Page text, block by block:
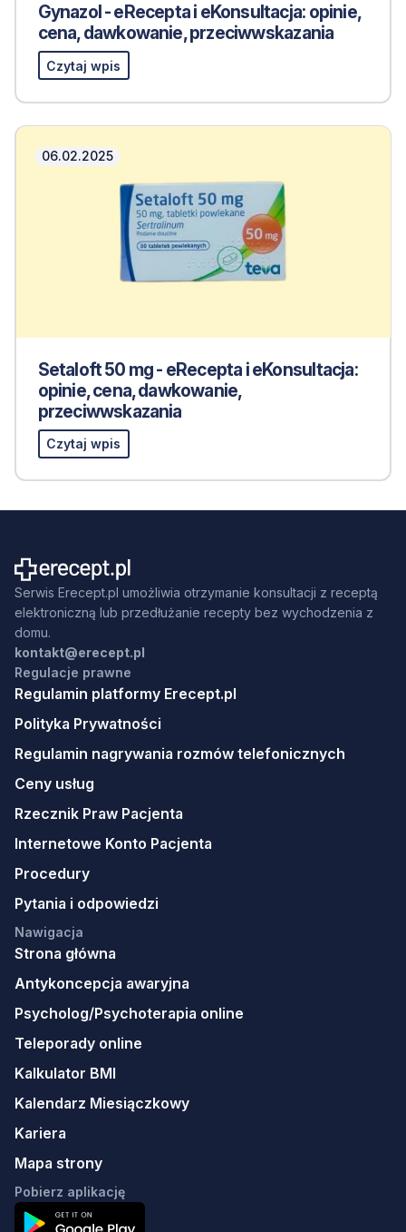
Gynazol - eRecepta i eKonsultacja: opinie,
cena, dawkowanie, przeciwwskazania
Czytaj wpis
06.02.2025
Setaloft 50 mg - eRecepta i eKonsultacja:
opinie, cena, dawkowanie,
przeciwwskazania
Czytaj wpis
Serwis Erecept.pl umożliwia otrzymanie konsultacji z receptą
elektroniczną lub przedłużanie recepty bez wychodzenia z
domu.
kontakt@erecept.pl
Regulacje prawne
Regulamin platformy Erecept.pl
Polityka Prywatności
Regulamin nagrywania rozmów telefonicznych
Ceny usług
Rzecznik Praw Pacjenta
Internetowe Konto Pacjenta
Procedury
Pytania i odpowiedzi
Nawigacja
Strona główna
Antykoncepcja awaryjna
Psycholog/Psychoterapia online
Teleporady online
Kalkulator BMI
Kalendarz Miesiączkowy
Kariera
Mapa strony
Pobierz aplikację